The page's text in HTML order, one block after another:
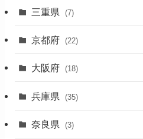
(11)
(4)
(4)
(17)
三重県 (7)
京都府 (22)
大阪府 (18)
兵庫県 (35)
奈良県 (3)